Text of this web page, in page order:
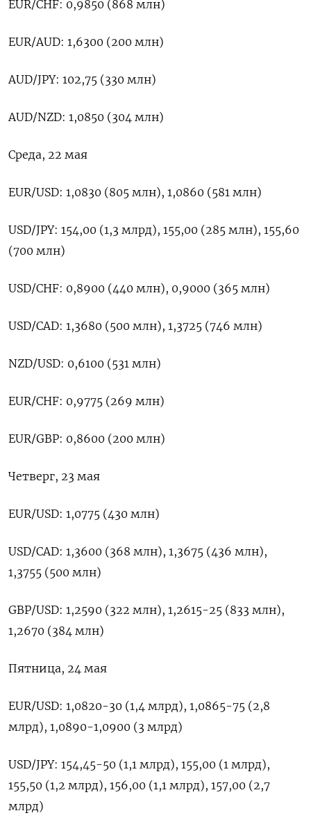
EUR/CHF: 0,9850 (868 млн)
EUR/AUD: 1,6300 (200 млн)
AUD/JPY: 102,75 (330 млн)
AUD/NZD: 1,0850 (304 млн)
Среда, 22 мая
EUR/USD: 1,0830 (805 млн), 1,0860 (581 млн)
USD/JPY: 154,00 (1,3 млрд), 155,00 (285 млн), 155,60
(700 млн)
USD/CHF: 0,8900 (440 млн), 0,9000 (365 млн)
USD/CAD: 1,3680 (500 млн), 1,3725 (746 млн)
NZD/USD: 0,6100 (531 млн)
EUR/CHF: 0,9775 (269 млн)
EUR/GBP: 0,8600 (200 млн)
Четверг, 23 мая
EUR/USD: 1,0775 (430 млн)
USD/CAD: 1,3600 (368 млн), 1,3675 (436 млн),
1,3755 (500 млн)
GBP/USD: 1,2590 (322 млн), 1,2615-25 (833 млн),
1,2670 (384 млн)
Пятница, 24 мая
EUR/USD: 1,0820-30 (1,4 млрд), 1,0865-75 (2,8
млрд), 1,0890-1,0900 (3 млрд)
USD/JPY: 154,45-50 (1,1 млрд), 155,00 (1 млрд),
155,50 (1,2 млрд), 156,00 (1,1 млрд), 157,00 (2,7
млрд)